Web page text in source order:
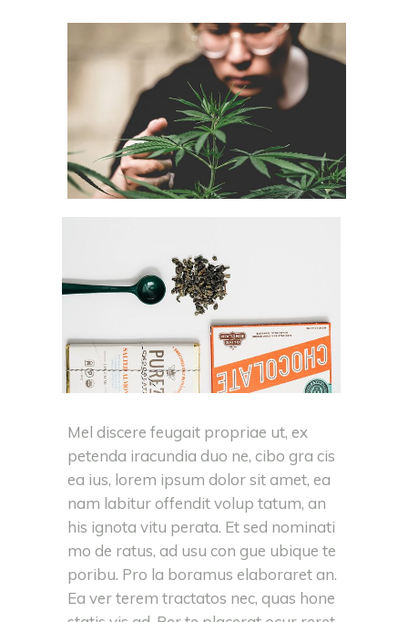
Mel discere feugait propriae ut, ex
petenda iracundia duo ne, cibo gra cis
ea ius, lorem ipsum dolor sit amet, ea
nam labitur offendit volup tatum, an
his ignota vitu perata. Et sed nominati
mo de ratus, ad usu con gue ubique te
poribu. Pro la boramus elaboraret an.
Ea ver terem tractatos nec, quas hone